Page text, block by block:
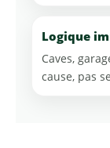
Logique
Caves,
cause, pas